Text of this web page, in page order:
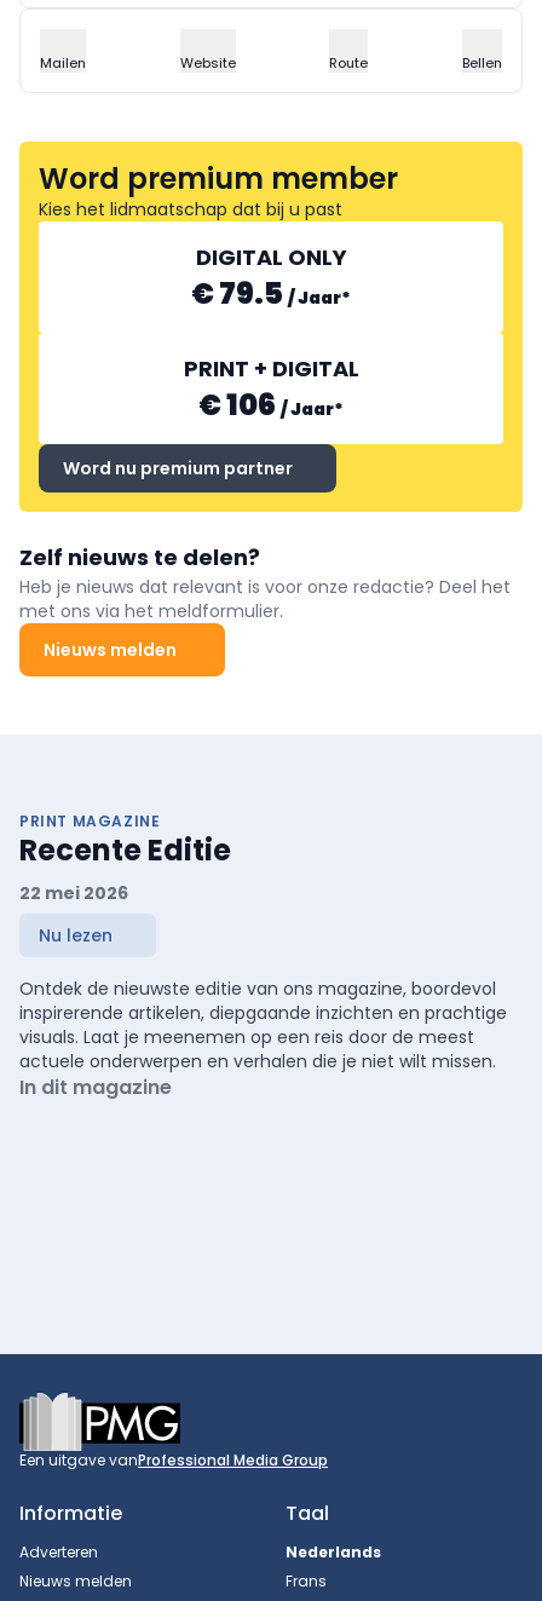
Mailen Website Route Bellen
Word premium member
Kies het lidmaatschap dat bij u past
DIGITAL ONLY
€ 79.5 /Jaar*
PRINT + DIGITAL
€ 106 /Jaar*
Word nu premium partner
Zelf nieuws te delen?
Heb je nieuws dat relevant is voor onze redactie? Deel het
met ons via het meldformulier.
Nieuws melden
PRINT MAGAZINE
Recente Editie
22 mei 2026
Nu lezen
Ontdek de nieuwste editie van ons magazine, boordevol
inspirerende artikelen, diepgaande inzichten en prachtige
visuals. Laat je meenemen op een reis door de meest
actuele onderwerpen en verhalen die je niet wilt missen.
In dit magazine
Footer
Een uitgave vanProfessional Media Group
Informatie
Adverteren
Nieuws melden
Taal
Nederlands
Frans